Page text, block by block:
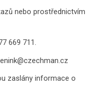
nebo prostřednictvím
669 711.
zaslány informace o